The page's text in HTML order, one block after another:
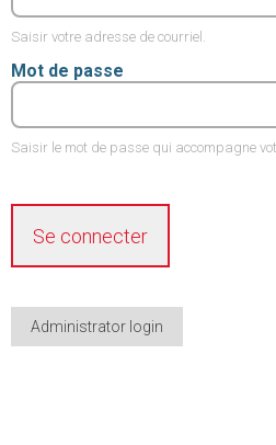
Saisir votre adresse de courriel.
Mot de passe
Saisir le mot de passe qui accompagne